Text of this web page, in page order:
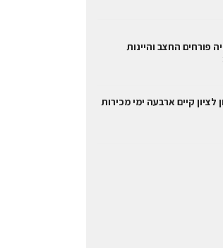
פורחים החצב והיינות
לציון קיים ארבעה ימי מכירות